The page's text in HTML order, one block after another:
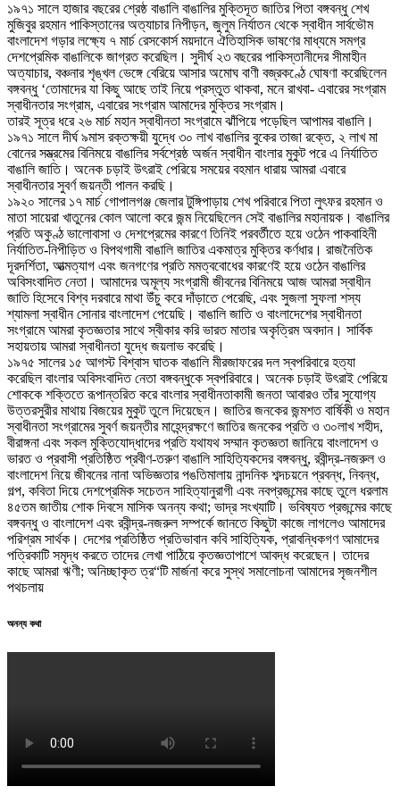
১৯৭১ সালে হাজার বছরের শ্রেষ্ঠ বাঙালি বাঙালির মুক্তিদূত জাতির পিতা বঙ্গবন্ধু শেখ
মুজিবুর রহমান পাকিস্তানের অত্যাচার নিপীড়ন, জুলুম নির্যাতন থেকে স্বাধীন সার্বভৌম
বাংলাদেশ গড়ার লক্ষ্যে ৭ মার্চ রেসকোর্স ময়দানে ঐতিহাসিক ভাষণের মাধ্যমে সমগ্র
দেশপ্রেমিক বাঙালিকে জাগ্রত করেছিল। সুদীর্ঘ ২৩ বছরের পাকিস্তানীদের সীমাহীন
অত্যাচার, বঞ্চনার শৃঙ্খল ভেঙ্গে বেরিয়ে আসার অমোঘ বাণী বজ্রকণ্ঠে ঘোষণা করেছিলেন
বঙ্গবন্ধু ‘তোমাদের যা কিছু আছে তাই নিয়ে প্রস্তুত থাকবা, মনে রাখবা- এবারের সংগ্রাম
স্বাধীনতার সংগ্রাম, এবারের সংগ্রাম আমাদের মুক্তির সংগ্রাম।
তারই সূত্র ধরে ২৬ মার্চ মহান স্বাধীনতা সংগ্রামে ঝাঁপিয়ে পড়েছিল আপামর বাঙালি।
১৯৭১ সালে দীর্ঘ ৯মাস রক্তক্ষয়ী যুদ্ধে ৩০ লাখ বাঙালির বুকের তাজা রক্তে, ২ লাখ মা
বোনের সম্ভ্রমের বিনিময়ে বাঙালির সর্বশ্রেষ্ঠ অর্জন স্বাধীন বাংলার মুকুট পরে এ নির্যাতিত
বাঙালি জাতি। অনেক চড়াই উৎরাই পেরিয়ে সময়ের বহমান ধারায় আমরা এবারে
স্বাধীনতার সুবর্ণ জয়ন্তী পালন করছি।
১৯২০ সালের ১৭ মার্চ গোপালগঞ্জ জেলার টুঙ্গিপাড়ায় শেখ পরিবারে পিতা লুৎফর রহমান ও
মাতা সায়েরা খাতুনের কোল আলো করে জন্ম নিয়েছিলেন সেই বাঙালির মহানায়ক। বাঙালির
প্রতি অকুণ্ঠ ভালোবাসা ও দেশপ্রেমের কারণে তিনিই পরবর্তীতে হয়ে ওঠেন পাকবাহিনী
নির্যাতিত-নিপীড়িত ও বিপথগামী বাঙালি জাতির একমাত্র মুক্তির কর্ণধার। রাজনৈতিক
দূরদর্শিতা, আত্মত্যাগ এবং জনগণের প্রতি মমত্ববোধের কারণেই হয়ে ওঠেন বাঙালির
অবিসংবাদিত নেতা। আমাদের অমূল্য সংগ্রামী জীবনের বিনিময়ে আজ আমরা স্বাধীন
জাতি হিসেবে বিশ্ব দরবারে মাথা উঁচু করে দাঁড়াতে পেরেছি, এবং সুজলা সুফলা শস্য
শ্যামলা স্বাধীন সোনার বাংলাদেশ পেয়েছি। বাঙালি জাতি ও বাংলাদেশের স্বাধীনতা
সংগ্রামে আমরা কৃতজ্ঞতার সাথে স্বীকার করি ভারত মাতার অকৃত্রিম অবদান। সার্বিক
সহায়তায় আমরা স্বাধীনতা যুদ্ধে জয়লাভ করেছি।
১৯৭৫ সালের ১৫ আগস্ট বিশ্বাস ঘাতক বাঙালি মীরজাফরের দল স্বপরিবারে হত্যা
করেছিল বাংলার অবিসংবাদিত নেতা বঙ্গবন্ধুকে স্বপরিবারে। অনেক চড়াই উৎরাই পেরিয়ে
শোককে শক্তিতে রূপান্তরিত করে বাংলার স্বাধীনতাকামী জনতা আবারও তাঁর সুযোগ্য
উত্তরসুরীর মাথায় বিজয়ের মুকুট তুলে দিয়েছেন। জাতির জনকের জন্মশত বার্ষিকী ও মহান
স্বাধীনতা সংগ্রামের সুবর্ণ জয়ন্তীর মাহেন্দ্রক্ষণে জাতির জনকের প্রতি ও ৩০লাখ শহীদ,
বীরাঙ্গনা এবং সকল মুক্তিযোদ্ধাদের প্রতি যথাযথ সম্মান কৃতজ্ঞতা জানিয়ে বাংলাদেশ ও
ভারত ও প্রবাসী প্রতিষ্ঠিত প্রবীণ-তরুণ বাঙালি সাহিত্যিকদের বঙ্গবন্ধু, রবীন্দ্র-নজরুল ও
বাংলাদেশ নিয়ে জীবনের নানা অভিজ্ঞতার পঙতিমালায় নান্দনিক শব্দচয়নে প্রবন্ধ, নিবন্ধ,
গল্প, কবিতা দিয়ে দেশপ্রেমিক সচেতন সাহিত্যানুরাগী এবং নবপ্রজন্মের কাছে তুলে ধরলাম
৪৫তম জাতীয় শোক দিবসে মাসিক অনন্য কথা; ভাদ্র সংখ্যাটি। ভবিষ্যত প্রজন্মের কাছে
বঙ্গবন্ধু ও বাংলাদেশ এবং রবীন্দ্র-নজরুল সম্পর্কে জানতে কিছুটা কাজে লাগলেও আমাদের
পরিশ্রম সার্থক। দেশের প্রতিষ্ঠিত প্রতিভাবান কবি সাহিত্যিক, প্রাবন্ধিকগণ আমাদের
পত্রিকাটি সমৃদ্ধ করতে তাদের লেখা পাঠিয়ে কৃতজ্ঞতাপাশে আবদ্ধ করেছেন। তাদের
কাছে আমরা ঋণী; অনিচ্ছাকৃত ত্র“টি মার্জনা করে সুস্থ সমালোচনা আমাদের সৃজনশীল
পথচলায়
অনন্য কথা